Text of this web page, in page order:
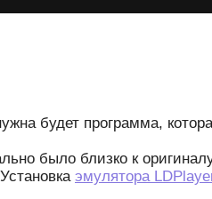
будет программа,
было близко к
эмулятора